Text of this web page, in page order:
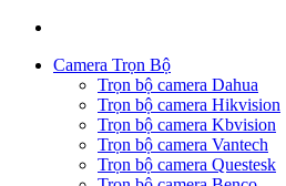
Camera Trọn Bộ
Trọn bộ camera Dahua
Trọn bộ camera Hikvision
Trọn bộ camera Kbvision
Trọn bộ camera Vantech
Trọn bộ camera Questesk